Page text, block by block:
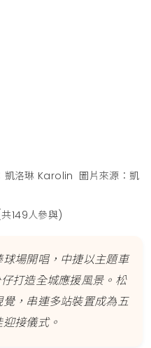
凱洛琳 Karolin 圖片來源：凱
149人參與)
場開唱，中捷以主題車
打造全城應援風景。松
，串連多站裝置成為五
接儀式。